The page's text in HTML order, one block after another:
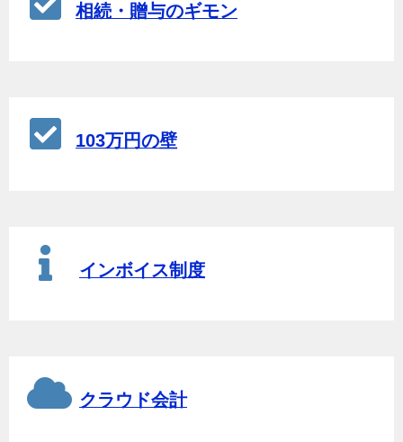
相続・贈与のギモン
103万円の壁
インボイス制度
クラウド会計